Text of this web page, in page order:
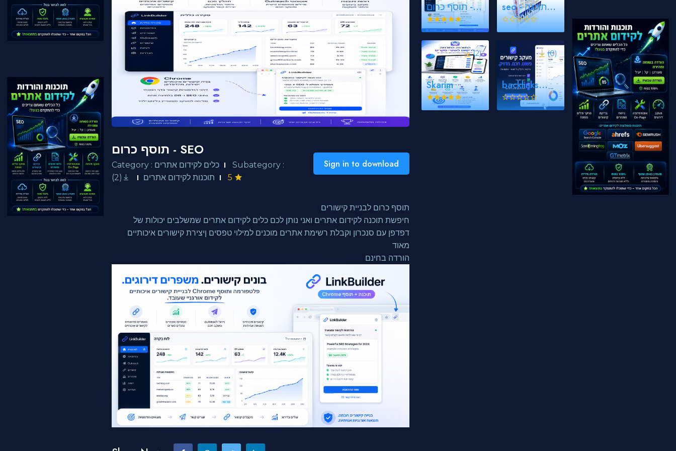
תוסף כרום - SEO
Category : כלים לקידום אתרים
Subategory :
תוכנות לקידום אתרים
(2) 5
Sign in to download
תוסף כרום לבניית קישורים
חיפשת תוכנה לקידום אתרים ואני נותן לכם כלים לקידום אתרים שמשלבים יכולות של
דפדפן עם סנכרון וקבלת רשימת אתרים מוכנים למילוי טפסים ןיצירת קישורים איכותיים
מאוד
הורדה בחינם
תוסף כרום -
SEO
seo - תוכנה
לקידו...
(2)
Skarim
(0)
backlinks
tracker...